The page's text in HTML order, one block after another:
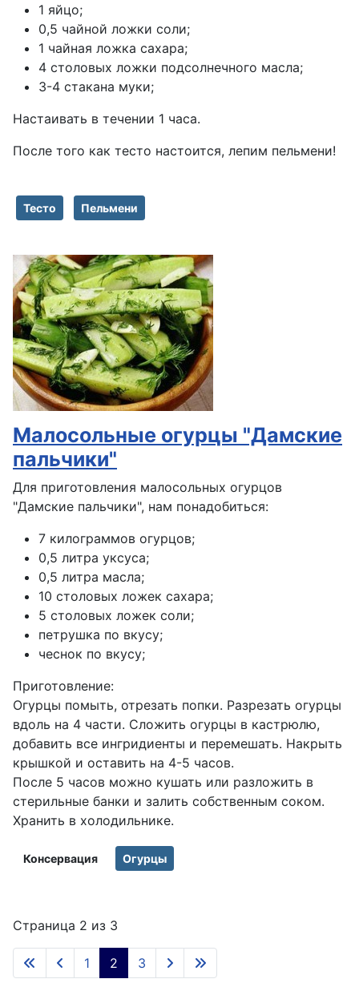
1 яйцо;
0,5 чайной ложки соли;
1 чайная ложка сахара;
4 столовых ложки подсолнечного масла;
3-4 стакана муки;
Настаивать в течении 1 часа.
После того как тесто настоится, лепим пельмени!
Тесто Пельмени
Малосольные огурцы "Дамские
пальчики"
Для приготовления малосольных огурцов
"Дамские пальчики", нам понадобиться:
7 килограммов огурцов;
0,5 литра уксуса;
0,5 литра масла;
10 столовых ложек сахара;
5 столовых ложек соли;
петрушка по вкусу;
чеснок по вкусу;
Приготовление:
Огурцы помыть, отрезать попки. Разрезать огурцы
вдоль на 4 части. Сложить огурцы в кастрюлю,
добавить все ингридиенты и перемешать. Накрыть
крышкой и оставить на 4-5 часов.
После 5 часов можно кушать или разложить в
стерильные банки и залить собственным соком.
Хранить в холодильнике.
Консервация Огурцы
Страница 2 из 3
1 2 3